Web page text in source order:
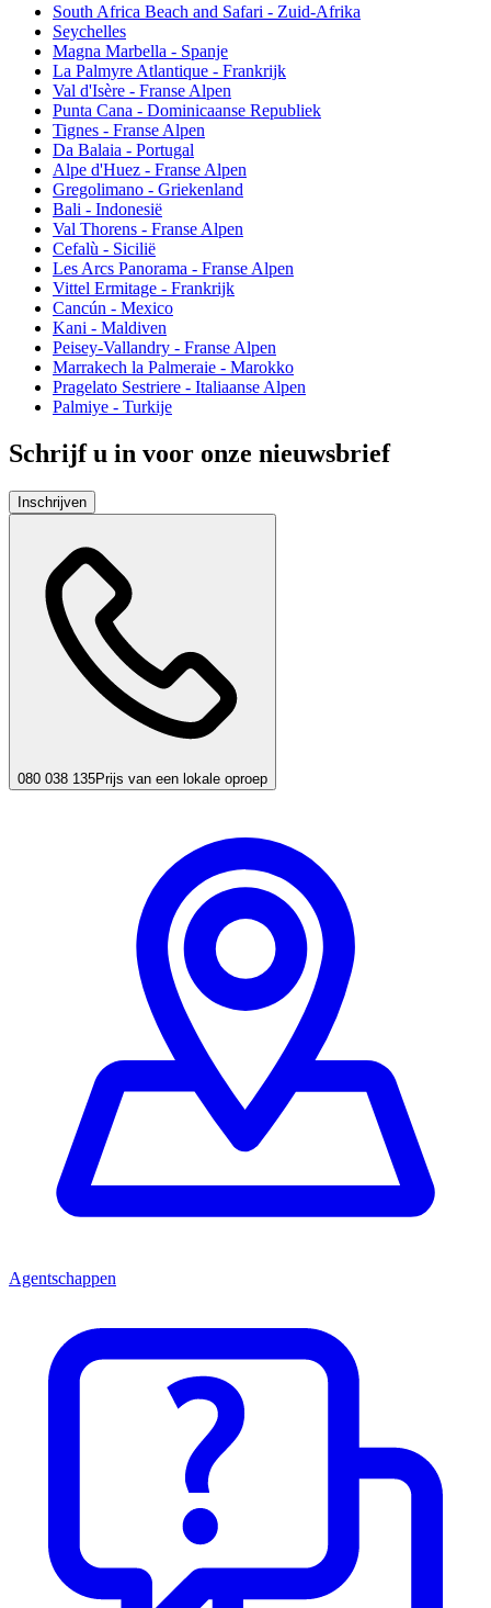
South Africa Beach and Safari - Zuid-Afrika
Seychelles
Magna Marbella - Spanje
La Palmyre Atlantique - Frankrijk
Val d'Isère - Franse Alpen
Punta Cana - Dominicaanse Republiek
Tignes - Franse Alpen
Da Balaia - Portugal
Alpe d'Huez - Franse Alpen
Gregolimano - Griekenland
Bali - Indonesië
Val Thorens - Franse Alpen
Cefalù - Sicilië
Les Arcs Panorama - Franse Alpen
Vittel Ermitage - Frankrijk
Cancún - Mexico
Kani - Maldiven
Peisey-Vallandry - Franse Alpen
Marrakech la Palmeraie - Marokko
Pragelato Sestriere - Italiaanse Alpen
Palmiye - Turkije
Schrijf u in voor onze nieuwsbrief
Inschrijven
080 038 135Prijs van een lokale oproep
Agentschappen